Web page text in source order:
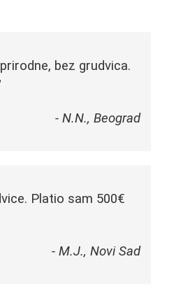
bez grudvica.
- N.N., Beograd
Platio sam 500€
- M.J., Novi Sad